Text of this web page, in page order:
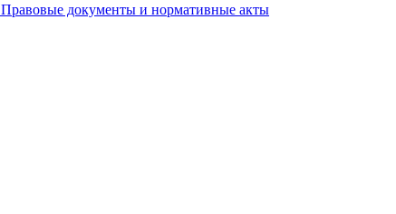
Правовые документы и нормативные акты